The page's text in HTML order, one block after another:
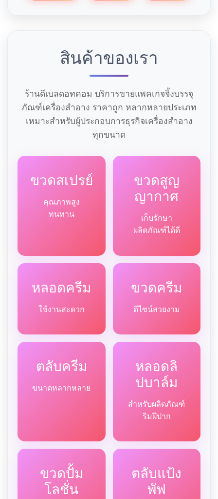
สินค้าของเรา
ร้านดีเบลดอทคอม บริการขายแพคเกจจิ้งบรรจุ
ภัณฑ์เครื่องสำอาง ราคาถูก หลากหลายประเภท
เหมาะสำหรับผู้ประกอบการธุรกิจเครื่องสำอาง
ทุกขนาด
ขวดสเปรย์
คุณภาพสูง
ทนทาน
ขวดสูญ
ญากาศ
เก็บรักษา
ผลิตภัณฑ์ได้ดี
หลอดครีม
ใช้งานสะดวก
ขวดครีม
ดีไซน์สวยงาม
ตลับครีม
ขนาดหลากหลาย
หลอดลิ
ปบาล์ม
สำหรับผลิตภัณฑ์
ริมฝีปาก
ขวดปั้ม
โลชั่น
ตลับแป้ง
พัฟ